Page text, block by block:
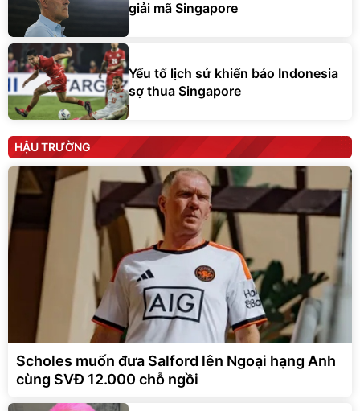
giải mã Singapore
Yếu tố lịch sử khiến báo Indonesia
sợ thua Singapore
HẬU TRƯỜNG
Scholes muốn đưa Salford lên Ngoại hạng Anh
cùng SVĐ 12.000 chỗ ngồi